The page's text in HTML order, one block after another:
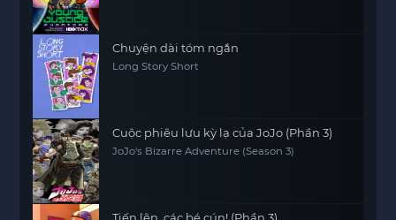
Chuyện dài tóm ngắn
Long Story Short
Cuộc phiêu lưu kỳ lạ của JoJo (Phần 3)
JoJo's Bizarre Adventure (Season 3)